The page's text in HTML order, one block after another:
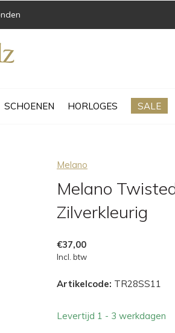
SCHOENEN HORLOGES SALE
Melano
Melano
Zilverkleurig
€37,00
Incl. btw
Artikelcode: TR28SS11
Levertijd 1 - 3 werkdagen